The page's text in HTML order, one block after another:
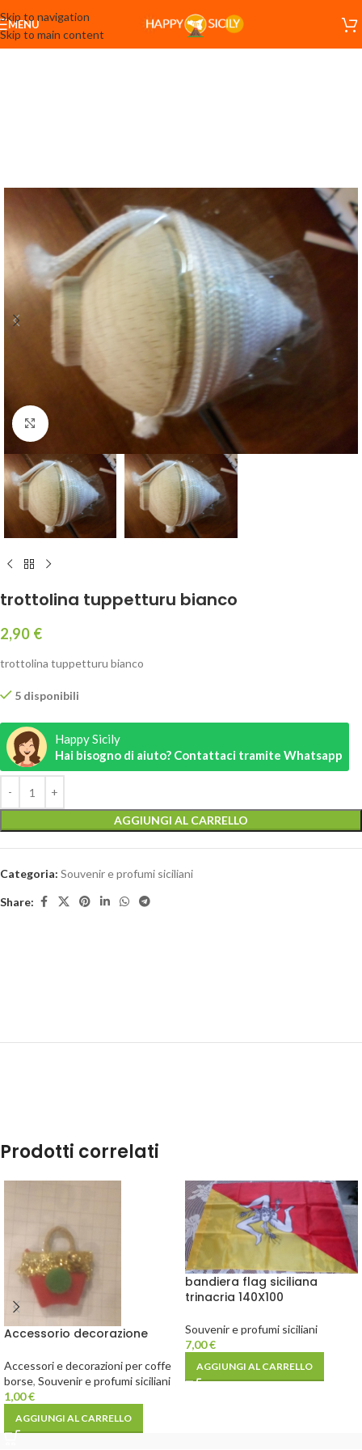
Skip to navigation
Skip to main content
MENU
Click to enlarge
trottolina tuppetturu bianco
2,90 €
trottolina tuppetturu bianco
5 disponibili
Happy Sicily
Hai bisogno di aiuto? Contattaci tramite Whatsapp
AGGIUNGI AL CARRELLO
Categoria: Souvenir e profumi siciliani
Share:
Prodotti correlati
Accessorio decorazione
Accessori e decorazioni per coffe
borse, Souvenir e profumi siciliani
1,00€
AGGIUNGI AL CARRELLO
bandiera flag siciliana
trinacria 140X100
Souvenir e profumi siciliani
7,00€
AGGIUNGI AL CARRELLO